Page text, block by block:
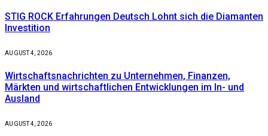
STIG ROCK Erfahrungen Deutsch Lohnt sich die Diamanten
Investition
AUGUST 4, 2026
Wirtschaftsnachrichten zu Unternehmen, Finanzen,
Märkten und wirtschaftlichen Entwicklungen im In- und
Ausland
AUGUST 4, 2026